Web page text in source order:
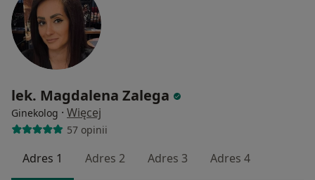
lek. Magdalena Zalega
Ginekolog · Więcej
57 opinii
Adres 1 Adres 2 Adres 3 Adres 4